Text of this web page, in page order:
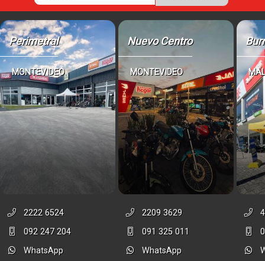
Perimetral
MONTEVIDEO
2222 6524
092 247 204
WhatsApp
Nuevo Centro
MONTEVIDEO
2209 3629
091 325 011
WhatsApp